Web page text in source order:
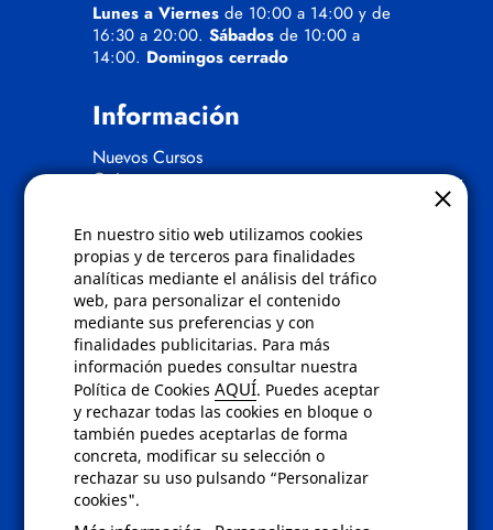
En nuestro sitio web utilizamos cookies
propias y de terceros para finalidades
analíticas mediante el análisis del tráfico
web, para personalizar el contenido
mediante sus preferencias y con
finalidades publicitarias. Para más
información puedes consultar nuestra
Política de CookiesAQUÍ. Puedes aceptar
y rechazar todas las cookies en bloque o
también puedes aceptarlas de forma
concreta, modificar su selección o
rechazar su uso pulsando “Personalizar
cookies".
Lunes a Viernes de 10:00 a 14:00 y de
16:30 a 20:00. Sábados de 10:00 a
14:00. Domingos cerrado
Información
Nuevos Cursos
Quienes somos
Políticas
Condiciones de compra
Aviso de privacidad
Cookies
Bajas comunicados comerciales
Derecho de desistimiento
Preguntas frecuentes
Contacto
Envíanos un email a